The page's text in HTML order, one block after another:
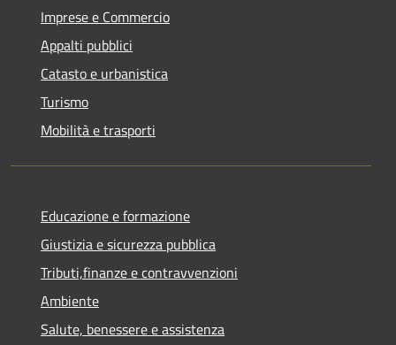
Imprese e Commercio
Appalti pubblici
Catasto e urbanistica
Turismo
Mobilità e trasporti
Educazione e formazione
Giustizia e sicurezza pubblica
Tributi,finanze e contravvenzioni
Ambiente
Salute, benessere e assistenza